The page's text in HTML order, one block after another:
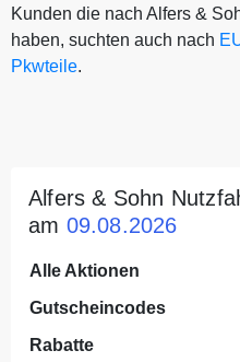
Kunden die nach Alfers &
haben, suchten auch nach
Pkwteile.
Alfers & Sohn
am 09.08.2026
Alle Aktionen
Gutscheincodes
Rabatte